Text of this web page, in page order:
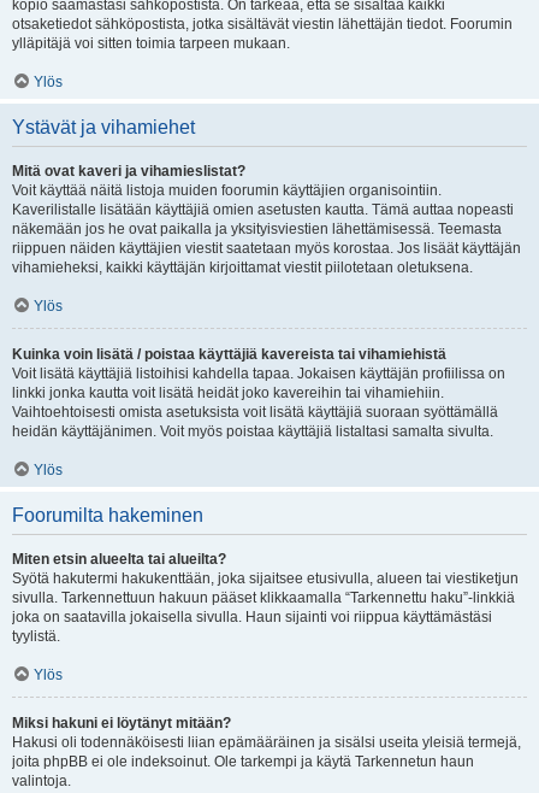
kopio saamastasi sähköpostista. On tärkeää, että se sisältää kaikki
otsaketiedot sähköpostista, jotka sisältävät viestin lähettäjän tiedot. Foorumin
ylläpitäjä voi sitten toimia tarpeen mukaan.
Ylös
Ystävät ja vihamiehet
Mitä ovat kaveri ja vihamieslistat?
Voit käyttää näitä listoja muiden foorumin käyttäjien organisointiin.
Kaverilistalle lisätään käyttäjiä omien asetusten kautta. Tämä auttaa nopeasti
näkemään jos he ovat paikalla ja yksityisviestien lähettämisessä. Teemasta
riippuen näiden käyttäjien viestit saatetaan myös korostaa. Jos lisäät käyttäjän
vihamieheksi, kaikki käyttäjän kirjoittamat viestit piilotetaan oletuksena.
Ylös
Kuinka voin lisätä / poistaa käyttäjiä kavereista tai vihamiehistä
Voit lisätä käyttäjiä listoihisi kahdella tapaa. Jokaisen käyttäjän profiilissa on
linkki jonka kautta voit lisätä heidät joko kavereihin tai vihamiehiin.
Vaihtoehtoisesti omista asetuksista voit lisätä käyttäjiä suoraan syöttämällä
heidän käyttäjänimen. Voit myös poistaa käyttäjiä listaltasi samalta sivulta.
Ylös
Foorumilta hakeminen
Miten etsin alueelta tai alueilta?
Syötä hakutermi hakukenttään, joka sijaitsee etusivulla, alueen tai viestiketjun
sivulla. Tarkennettuun hakuun pääset klikkaamalla “Tarkennettu haku”-linkkiä
joka on saatavilla jokaisella sivulla. Haun sijainti voi riippua käyttämästäsi
tyylistä.
Ylös
Miksi hakuni ei löytänyt mitään?
Hakusi oli todennäköisesti liian epämääräinen ja sisälsi useita yleisiä termejä,
joita phpBB ei ole indeksoinut. Ole tarkempi ja käytä Tarkennetun haun
valintoja.